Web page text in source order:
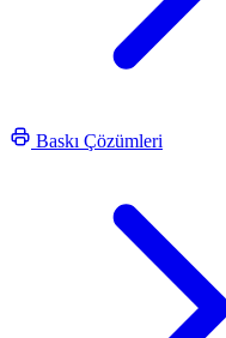
Baskı Çözümleri